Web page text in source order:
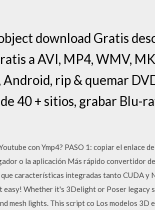
download Gratis
a AVI, MP4, WMV,
Android, rip & quemar
40 + sitios, grabar Blu-
con Ymp4? PASO 1: copiar el enlace
o la aplicación Más rápido convertidor
características integradas tanto CUDA y
easy! Whether it's 3Delight or Poser legacy
mesh lights. This script co Los modelos 3D